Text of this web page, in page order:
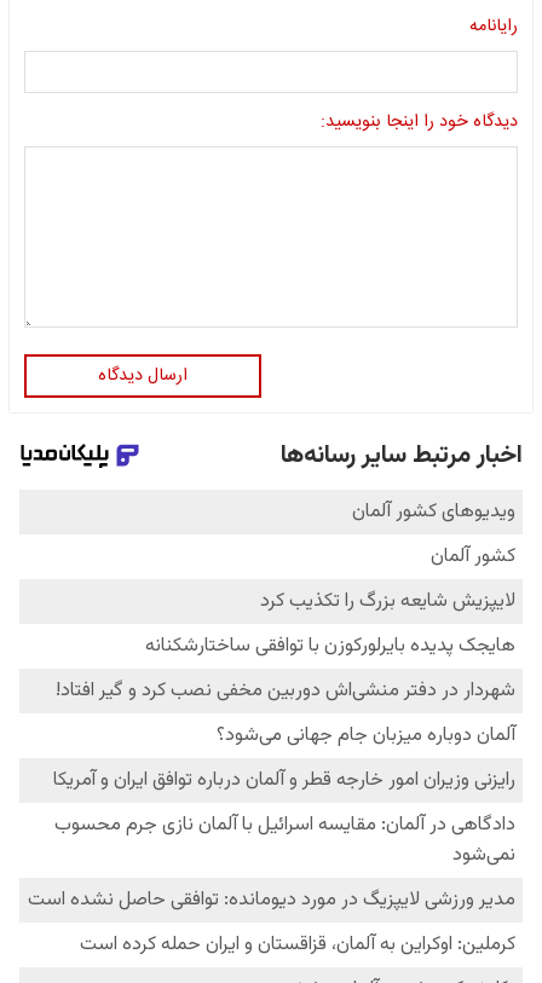
رایانامه
دیدگاه خود را اینجا بنویسید:
ارسال دیدگاه